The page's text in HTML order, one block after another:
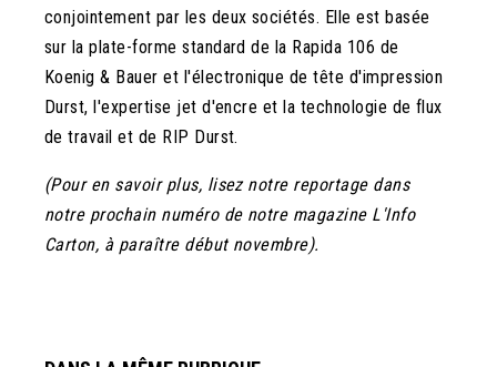
conjointement par les deux sociétés. Elle est basée
sur la plate-forme standard de la Rapida 106 de
Koenig & Bauer et l'électronique de tête d'impression
Durst, l'expertise jet d'encre et la technologie de flux
de travail et de RIP Durst.
(Pour en savoir plus, lisez notre reportage dans
notre prochain numéro de notre magazine L'Info
Carton, à paraître début novembre).